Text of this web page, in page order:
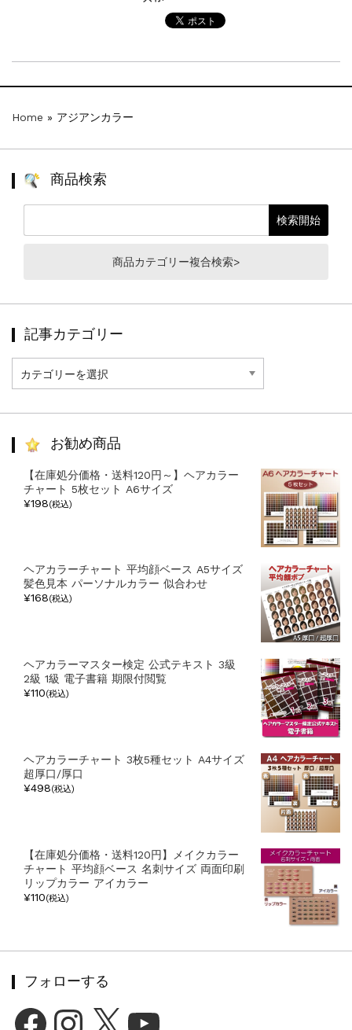
Home » アジアンカラー
商品検索
商品カテゴリー複合検索>
記事カテゴリー
事
カ
お勧め商品
【在庫処分価格・送料120円～】ヘアカラー
チャート 5枚セット A6サイズ
¥198(税込)
ヘアカラーチャート 平均顔ベース A5サイズ
髪色見本 パーソナルカラー 似合わせ
¥168(税込)
ヘアカラーマスター検定 公式テキスト 3級
2級 1級 電子書籍 期限付閲覧
¥110(税込)
ヘアカラーチャート 3枚5種セット A4サイズ
超厚口/厚口
¥498(税込)
【在庫処分価格・送料120円】メイクカラー
チャート 平均顔ベース 名刺サイズ 両面印刷
リップカラー アイカラー
¥110(税込)
フォローする
FacebookInstagram YouTube